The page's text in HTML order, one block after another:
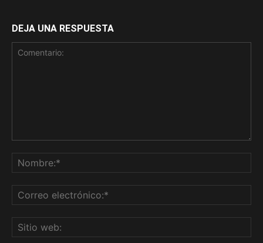
DEJA UNA RESPUESTA